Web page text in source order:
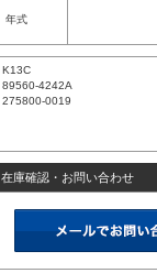
年式
K13C
89560-4242A
275800-0019
在庫確認・お問い合わせ